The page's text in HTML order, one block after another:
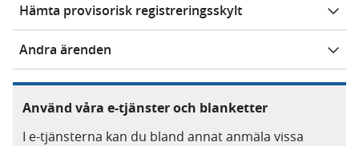
Hämta provisorisk registreringsskylt
Andra ärenden
Använd våra e-tjänster och blanketter
I e-tjänsterna kan du bland annat anmäla vissa